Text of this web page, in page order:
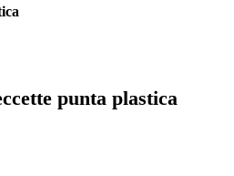
punta plastica